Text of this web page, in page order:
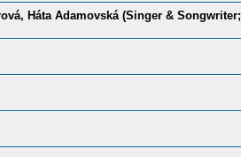
Háta Adamovská (Singer &